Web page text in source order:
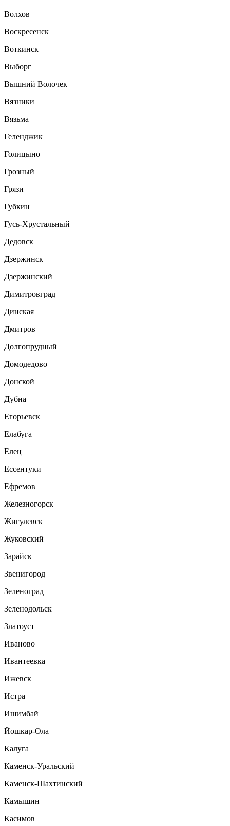
Волхов
Воскресенск
Воткинск
Выборг
Вышний Волочек
Вязники
Вязьма
Геленджик
Голицыно
Грозный
Грязи
Губкин
Гусь-Хрустальный
Дедовск
Дзержинск
Дзержинский
Димитровград
Динская
Дмитров
Долгопрудный
Домодедово
Донской
Дубна
Егорьевск
Елабуга
Елец
Ессентуки
Ефремов
Железногорск
Жигулевск
Жуковский
Зарайск
Звенигород
Зеленоград
Зеленодольск
Златоуст
Иваново
Ивантеевка
Ижевск
Истра
Ишимбай
Йошкар-Ола
Калуга
Каменск-Уральский
Каменск-Шахтинский
Камышин
Касимов